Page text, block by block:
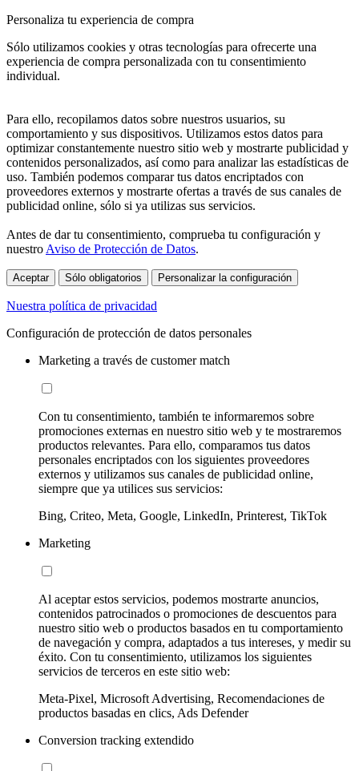
Personaliza tu experiencia de compra
Sólo utilizamos cookies y otras tecnologías para ofrecerte una
experiencia de compra personalizada con tu consentimiento
individual.
Para ello, recopilamos datos sobre nuestros usuarios, su
comportamiento y sus dispositivos. Utilizamos estos datos para
optimizar constantemente nuestro sitio web y mostrarte publicidad y
contenidos personalizados, así como para analizar las estadísticas de
uso. También podemos comparar tus datos encriptados con
proveedores externos y mostrarte ofertas a través de sus canales de
publicidad online, sólo si ya utilizas sus servicios.
Antes de dar tu consentimiento, comprueba tu configuración y
nuestro Aviso de Protección de Datos.
Aceptar Sólo obligatorios Personalizar la configuración
Nuestra política de privacidad
Configuración de protección de datos personales
Marketing a través de customer match
Con tu consentimiento, también te informaremos sobre
promociones externas en nuestro sitio web y te mostraremos
productos relevantes. Para ello, comparamos tus datos
personales encriptados con los siguientes proveedores
externos y utilizamos sus canales de publicidad online,
siempre que ya utilices sus servicios:
Bing, Criteo, Meta, Google, LinkedIn, Printerest, TikTok
Marketing
Al aceptar estos servicios, podemos mostrarte anuncios,
contenidos patrocinados o promociones de descuentos para
nuestro sitio web o productos basados en tu comportamiento
de navegación y compra, adaptados a tus intereses, y medir su
éxito. Con tu consentimiento, utilizamos los siguientes
servicios de terceros en este sitio web:
Meta-Pixel, Microsoft Advertising, Recomendaciones de
productos basadas en clics, Ads Defender
Conversion tracking extendido